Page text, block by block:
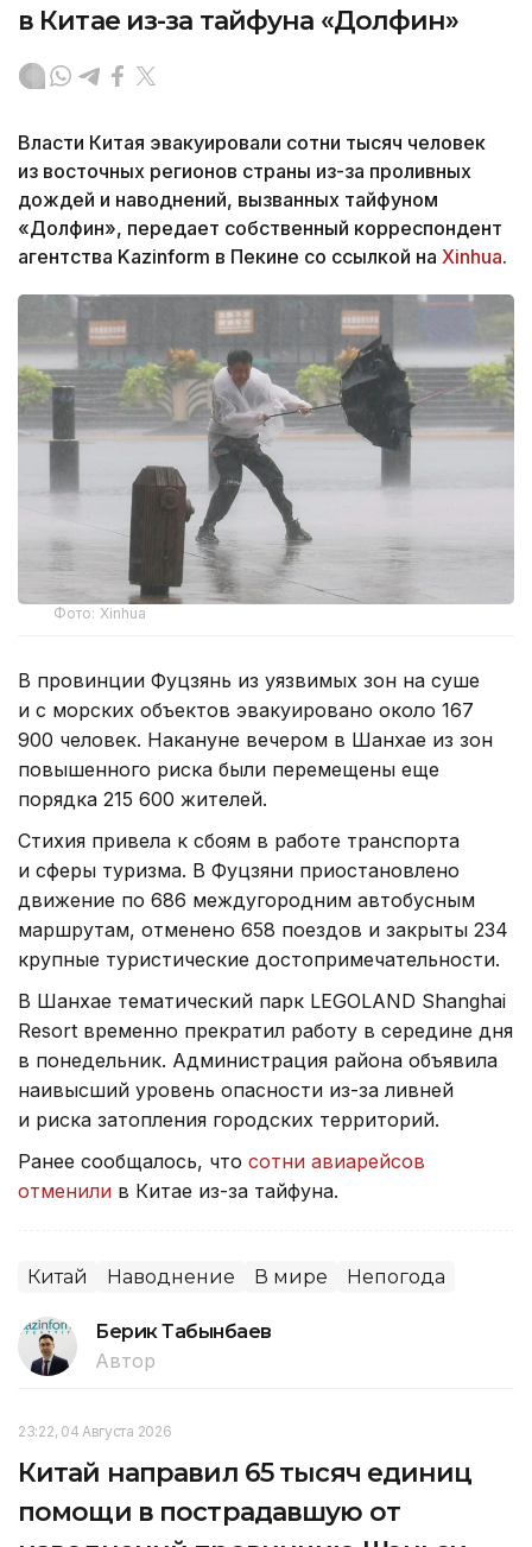
в Китае из-за тайфуна «Долфин»
Власти Китая эвакуировали сотни тысяч человек
из восточных регионов страны из-за проливных
дождей и наводнений, вызванных тайфуном
«Долфин», передает собственный корреспондент
агентства Kazinform в Пекине со ссылкой на Xinhua.
Фото: Xinhua
В провинции Фуцзянь из уязвимых зон на суше
и с морских объектов эвакуировано около 167
900 человек. Накануне вечером в Шанхае из зон
повышенного риска были перемещены еще
порядка 215 600 жителей.
Стихия привела к сбоям в работе транспорта
и сферы туризма. В Фуцзяни приостановлено
движение по 686 междугородним автобусным
маршрутам, отменено 658 поездов и закрыты 234
крупные туристические достопримечательности.
В Шанхае тематический парк LEGOLAND Shanghai
Resort временно прекратил работу в середине дня
в понедельник. Администрация района объявила
наивысший уровень опасности из-за ливней
и риска затопления городских территорий.
Ранее сообщалось, что сотни авиарейсов
отменили в Китае из-за тайфуна.
Китай Наводнение В мире Непогода
Берик Табынбаев
Автор
23:22, 04 Августа 2026
Китай направил 65 тысяч единиц
помощи в пострадавшую от